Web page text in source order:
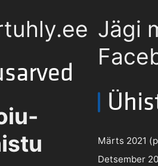
Jägi
Märts 2021
Detsember